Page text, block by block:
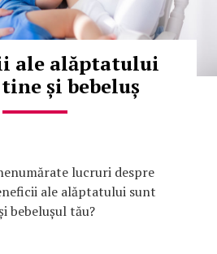
ale alăptatului
și bebeluș
lucruri despre
ale alăptatului sunt
bebelușul tău?